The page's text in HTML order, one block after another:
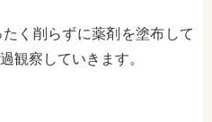
く削らずに薬剤を塗布して
観察していきます。